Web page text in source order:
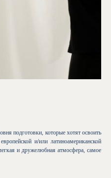
подготовки, которые хотят освоить
и/или латиноамериканской
и дружелюбная атмосфера, самое